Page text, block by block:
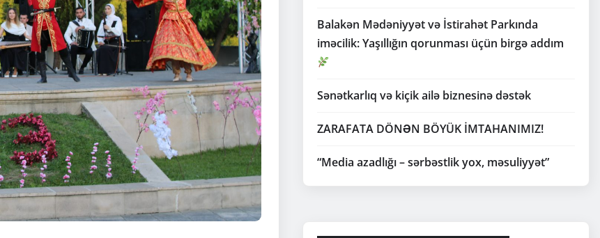
Balakən Mədəniyyət və İstirahət Parkında
iməcilik: Yaşıllığın qorunması üçün birgə addım
Sənətkarlıq və kiçik ailə biznesinə dəstək
ZARAFATA DÖNƏN BÖYÜK İMTAHANIMIZ!
“Media azadlığı – sərbəstlik yox, məsuliyyət”